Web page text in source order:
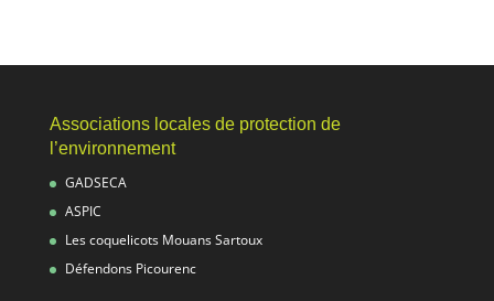
Associations locales de protection de
l’environnement
GADSECA
ASPIC
Les coquelicots Mouans Sartoux
Défendons Picourenc